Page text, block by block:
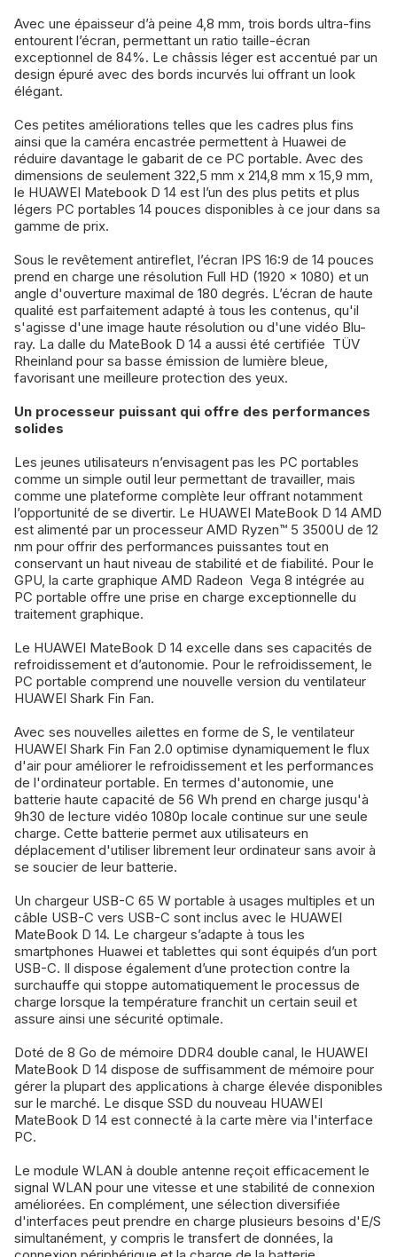
Avec une épaisseur d’à peine 4,8 mm, trois bords ultra-fins
entourent l’écran, permettant un ratio taille-écran
exceptionnel de 84%. Le châssis léger est accentué par un
design épuré avec des bords incurvés lui offrant un look
élégant.
Ces petites améliorations telles que les cadres plus fins
ainsi que la caméra encastrée permettent à Huawei de
réduire davantage le gabarit de ce PC portable. Avec des
dimensions de seulement 322,5 mm x 214,8 mm x 15,9 mm,
le HUAWEI Matebook D 14 est l’un des plus petits et plus
légers PC portables 14 pouces disponibles à ce jour dans sa
gamme de prix.
Sous le revêtement antireflet, l’écran IPS 16:9 de 14 pouces
prend en charge une résolution Full HD (1920 × 1080) et un
angle d'ouverture maximal de 180 degrés. L’écran de haute
qualité est parfaitement adapté à tous les contenus, qu'il
s'agisse d'une image haute résolution ou d'une vidéo Blu-
ray. La dalle du MateBook D 14 a aussi été certifiée TÜV
Rheinland pour sa basse émission de lumière bleue,
favorisant une meilleure protection des yeux.
Un processeur puissant qui offre des performances
solides
Les jeunes utilisateurs n’envisagent pas les PC portables
comme un simple outil leur permettant de travailler, mais
comme une plateforme complète leur offrant notamment
l’opportunité de se divertir. Le HUAWEI MateBook D 14 AMD
est alimenté par un processeur AMD Ryzen™ 5 3500U de 12
nm pour offrir des performances puissantes tout en
conservant un haut niveau de stabilité et de fiabilité. Pour le
GPU, la carte graphique AMD Radeon Vega 8 intégrée au
PC portable offre une prise en charge exceptionnelle du
traitement graphique.
Le HUAWEI MateBook D 14 excelle dans ses capacités de
refroidissement et d’autonomie. Pour le refroidissement, le
PC portable comprend une nouvelle version du ventilateur
HUAWEI Shark Fin Fan.
Avec ses nouvelles ailettes en forme de S, le ventilateur
HUAWEI Shark Fin Fan 2.0 optimise dynamiquement le flux
d'air pour améliorer le refroidissement et les performances
de l'ordinateur portable. En termes d'autonomie, une
batterie haute capacité de 56 Wh prend en charge jusqu'à
9h30 de lecture vidéo 1080p locale continue sur une seule
charge. Cette batterie permet aux utilisateurs en
déplacement d'utiliser librement leur ordinateur sans avoir à
se soucier de leur batterie.
Un chargeur USB-C 65 W portable à usages multiples et un
câble USB-C vers USB-C sont inclus avec le HUAWEI
MateBook D 14. Le chargeur s’adapte à tous les
smartphones Huawei et tablettes qui sont équipés d’un port
USB-C. Il dispose également d’une protection contre la
surchauffe qui stoppe automatiquement le processus de
charge lorsque la température franchit un certain seuil et
assure ainsi une sécurité optimale.
Doté de 8 Go de mémoire DDR4 double canal, le HUAWEI
MateBook D 14 dispose de suffisamment de mémoire pour
gérer la plupart des applications à charge élevée disponibles
sur le marché. Le disque SSD du nouveau HUAWEI
MateBook D 14 est connecté à la carte mère via l'interface
PC.
Le module WLAN à double antenne reçoit efficacement le
signal WLAN pour une vitesse et une stabilité de connexion
améliorées. En complément, une sélection diversifiée
d'interfaces peut prendre en charge plusieurs besoins d'E/S
simultanément, y compris le transfert de données, la